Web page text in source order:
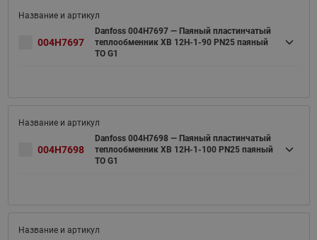
004H7697
Danfoss 004H7697 — Паяный пластинчатый
теплообменник XB 12H-1-90 PN25 паяный
ТО G1
004H7698
Danfoss 004H7698 — Паяный пластинчатый
теплообменник XB 12H-1-100 PN25 паяный
ТО G1